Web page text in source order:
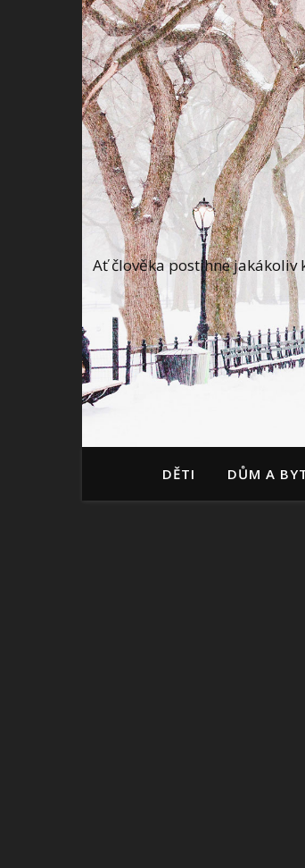
Ať člověka postihne jakákoliv
DĚTI DŮM A